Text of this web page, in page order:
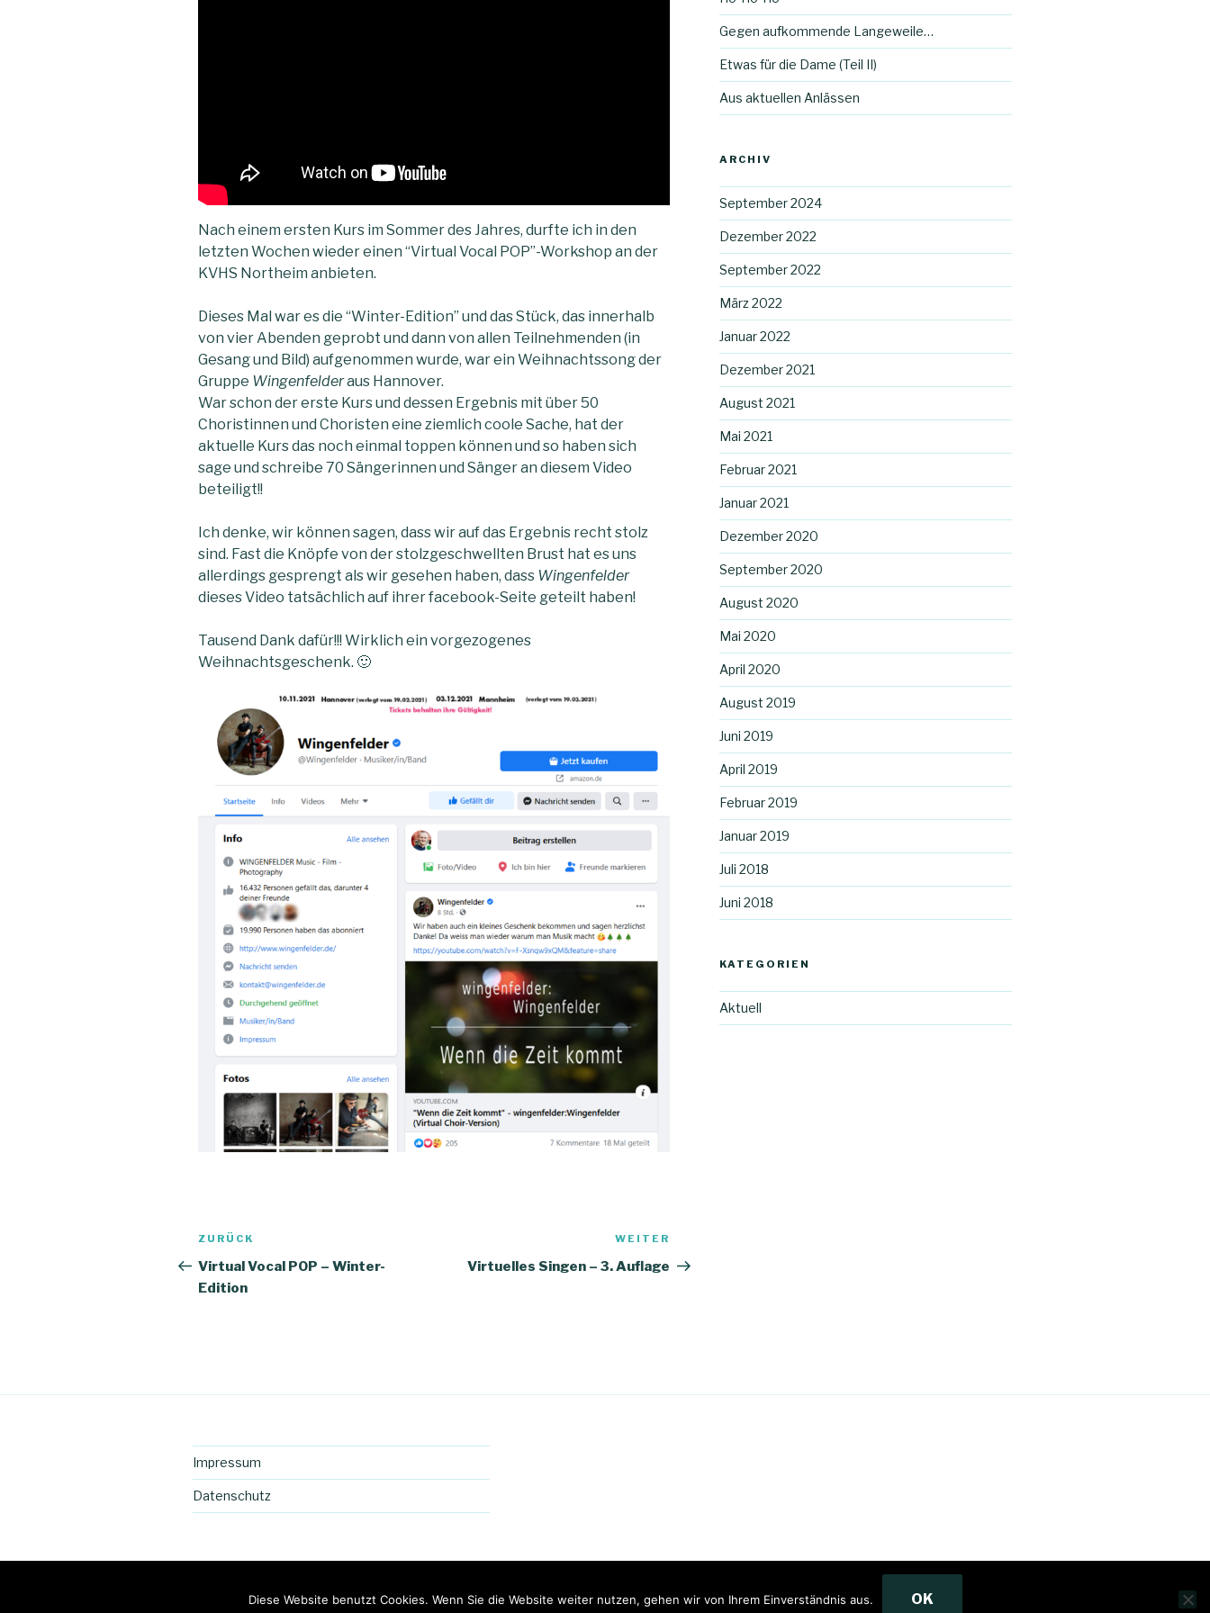
Nach einem ersten Kurs im Sommer des Jahres, durfte ich in den
letzten Wochen wieder einen “Virtual Vocal POP”-Workshop an der
KVHS Northeim anbieten.
Dieses Mal war es die “Winter-Edition” und das Stück, das innerhalb
von vier Abenden geprobt und dann von allen Teilnehmenden (in
Gesang und Bild) aufgenommen wurde, war ein Weihnachtssong der
Gruppe Wingenfelderaus Hannover.
War schon der erste Kurs und dessen Ergebnis mit über 50
Choristinnen und Choristen eine ziemlich coole Sache, hat der
aktuelle Kurs das noch einmal toppen können und so haben sich
sage und schreibe 70 Sängerinnen und Sänger an diesem Video
beteiligt!!
Ich denke, wir können sagen, dass wir auf das Ergebnis recht stolz
sind. Fast die Knöpfe von der stolzgeschwellten Brust hat es uns
allerdings gesprengt als wir gesehen haben, dass Wingenfelder
dieses Video tatsächlich auf ihrer facebook-Seite geteilt haben!
Tausend Dank dafür!!! Wirklich ein vorgezogenes
Weihnachtsgeschenk. 🙂
Beitragsnavigation
Vorheriger
Beitrag
ZURÜCK
Virtual Vocal POP – Winter-
Edition
Beitrag
WEITER
Virtuelles Singen – 3. Auflage
Gegen aufkommende Langeweile…
Etwas für die Dame (Teil II)
Aus aktuellen Anlässen
ARCHIV
September 2024
Dezember 2022
September 2022
März 2022
Januar 2022
Dezember 2021
August 2021
Mai 2021
Februar 2021
Januar 2021
Dezember 2020
September 2020
August 2020
Mai 2020
April 2020
August 2019
Juni 2019
April 2019
Februar 2019
Januar 2019
Juli 2018
Juni 2018
KATEGORIEN
Aktuell
Impressum
Datenschutz
Mail
Diese Website benutzt Cookies. Wenn Sie die Website weiter nutzen, gehen wir von Ihrem Einverständnis aus. OK